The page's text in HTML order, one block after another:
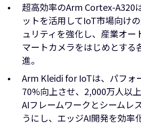
超高効率のArm Cortex-A320
ットを活用してIoT市場向け
ュリティを強化し、産業オー
マートカメラをはじめとする
進。
Arm Kleidi for IoTは、パフォ
70%向上させ、2,000万人以
AIフレームワークとシームレ
うにし、エッジAI開発を効率